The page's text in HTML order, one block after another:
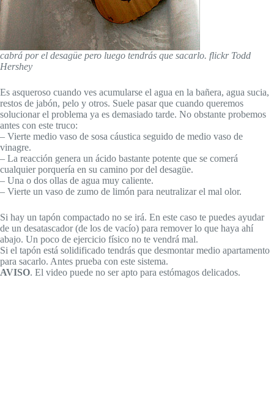
cabrá por el desagüe pero luego tendrás que sacarlo. flickr Todd
Hershey
Es asqueroso cuando ves acumularse el agua en la bañera, agua sucia,
restos de jabón, pelo y otros. Suele pasar que cuando queremos
solucionar el problema ya es demasiado tarde. No obstante probemos
antes con este truco:
– Vierte medio vaso de sosa cáustica seguido de medio vaso de
vinagre.
– La reacción genera un ácido bastante potente que se comerá
cualquier porquería en su camino por del desagüe.
– Una o dos ollas de agua muy caliente.
– Vierte un vaso de zumo de limón para neutralizar el mal olor.
Si hay un tapón compactado no se irá. En este caso te puedes ayudar
de un desatascador (de los de vacío) para remover lo que haya ahí
abajo. Un poco de ejercicio físico no te vendrá mal.
Si el tapón está solidificado tendrás que desmontar medio apartamento
para sacarlo. Antes prueba con este sistema.
AVISO. El video puede no ser apto para estómagos delicados.